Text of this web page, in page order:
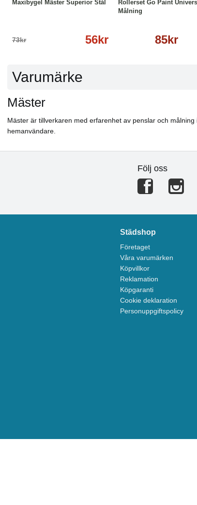
Maxibygel Mäster Superior Stål
73kr 56kr
Rollerset Go Paint
Målning
85kr
Varumärke
Mäster
Mäster är tillverkaren med erfarenhet av penslar och
hemanvändare.
Följ oss
Städshop
Företaget
Våra varumärken
Köpvillkor
Reklamation
Köpgaranti
Cookie deklaration
Personuppgiftspolicy